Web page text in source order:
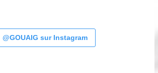
@GOUAIG sur Instagram